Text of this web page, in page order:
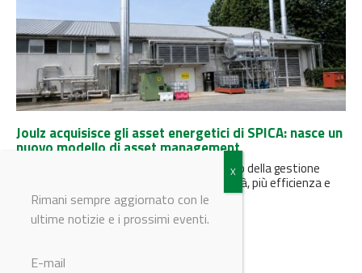
Joulz acquisisce gli asset energetici di SPICA: nasce un
nuovo modello di asset management
Un’operazione strategica che segna il futuro della gestione
energetica per le aziende: meno complessità, più efficienza e
liquidità immediata.
Rimani sempre aggiornato con le
ultime notizie e i prossimi eventi.
E-mail